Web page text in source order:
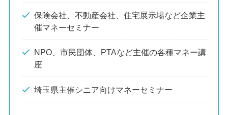
保険会社、不動産会社、住宅展示場など企業主
催マネーセミナー
NPO、市民団体、PTAなど主催の各種マネー講
座
埼玉県主催シニア向けマネーセミナー